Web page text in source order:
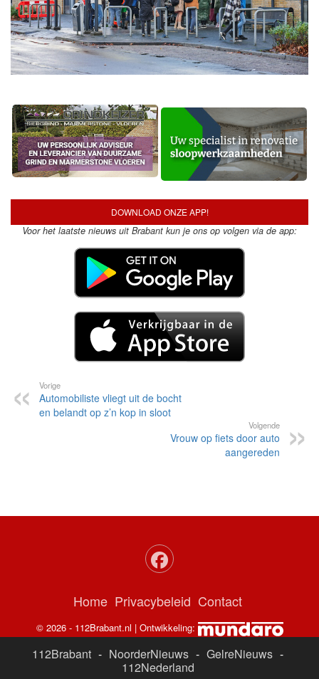
DOWNLOAD ONZE APP!
Voor het laatste nieuws uit Brabant kun je ons op volgen via de app:
Vorige
Automobiliste vliegt uit de bocht
en belandt op z’n kop in sloot
Volgende
Vrouw op fiets door auto
aangereden
Home Privacybeleid Contact
© 2026 - 112Brabant.nl | Ontwikkeling:
112Brabant - NoorderNieuws - GelreNieuws -
112Nederland